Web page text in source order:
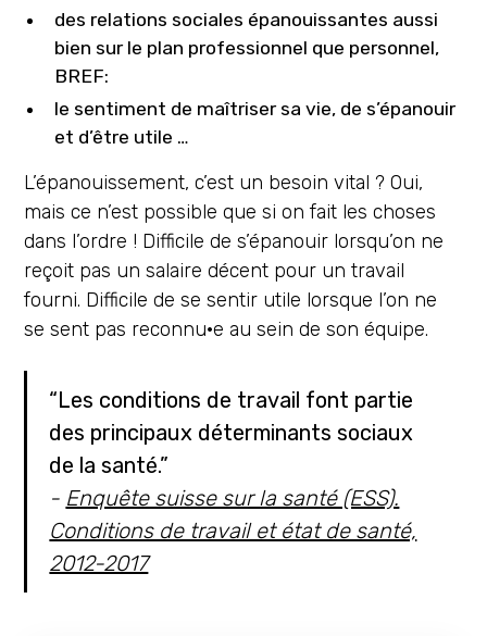
des relations sociales épanouissantes aussi
bien sur le plan professionnel que personnel,
BREF:
le sentiment de maîtriser sa vie, de s’épanouir
et d’être utile …
L’épanouissement, c’est un besoin vital ? Oui,
mais ce n’est possible que si on fait les choses
dans l’ordre ! Difficile de s’épanouir lorsqu’on ne
reçoit pas un salaire décent pour un travail
fourni. Difficile de se sentir utile lorsque l’on ne
se sent pas reconnu·e au sein de son équipe.
“Les conditions de travail font partie
des principaux déterminants sociaux
de la santé.”
- Enquête suisse sur la santé (ESS).
Conditions de travail et état de santé,
2012-2017